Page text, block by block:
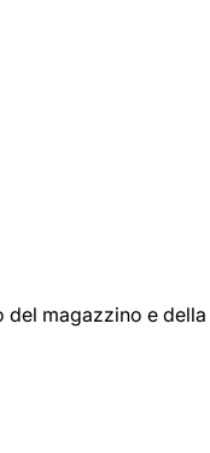
del magazzino e della